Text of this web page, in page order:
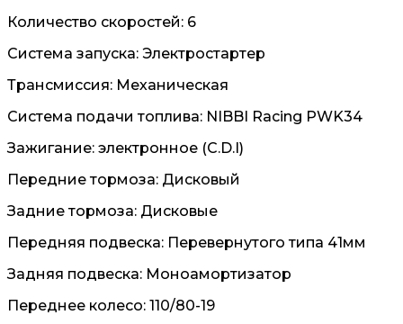
Количество скоростей: 6
Система запуска: Электростартер
Трансмиссия: Механическая
Система подачи топлива: NIBBI Racing PWK34
Зажигание: электронное (C.D.I)
Передние тормоза: Дисковый
Задние тормоза: Дисковые
Передняя подвеска: Перевернутого типа 41мм
Задняя подвеска: Моноамортизатор
Переднее колесо: 110/80-19